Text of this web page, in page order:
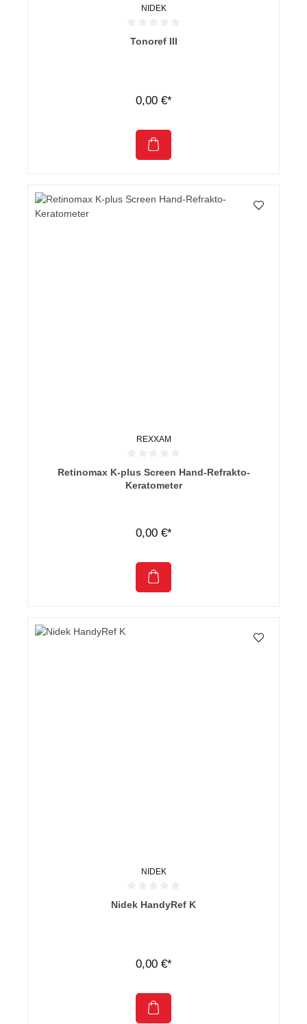
NIDEK
Durchschnittliche Bewertung von 0 von 5 Sternen
Tonoref III
0,00 €*
REXXAM
Durchschnittliche Bewertung von 0 von 5 Sternen
Retinomax K-plus Screen Hand-Refrakto-
Keratometer
0,00 €*
NIDEK
Durchschnittliche Bewertung von 0 von 5 Sternen
Nidek HandyRef K
0,00 €*